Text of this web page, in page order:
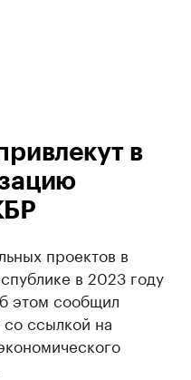
в
проектов в
в 2023 году
этом сообщил
ссылкой на